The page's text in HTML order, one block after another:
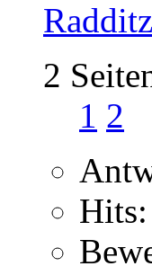
Radditz
2
1 2